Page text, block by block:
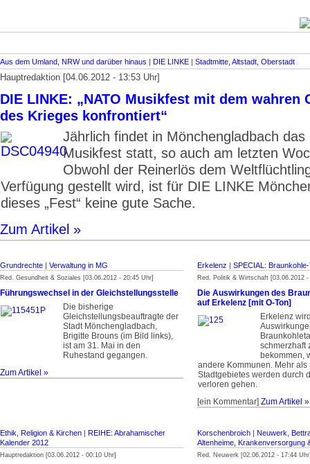
Aus dem Umland, NRW und darüber hinaus | DIE LINKE | Stadtmitte, Altstadt, Oberstadt
Hauptredaktion [04.06.2012 - 13:53 Uhr]
DIE LINKE: „NATO Musikfest mit dem wahren
des Krieges konfrontiert“
Jährlich findet in Mönchengladbach das
Musikfest statt, so auch am letzten
Obwohl der Reinerlös dem
Verfügung gestellt wird, ist für DIE LINKE
dieses „Fest“ keine gute Sache.
Zum Artikel »
Grundrechte | Verwaltung in MG
Red. Gesundheit & Soziales [03.06.2012 - 20:45 Uhr]
Führungswechsel in der Gleichstellungsstelle
Die bisherige
Gleichstellungsbeauftragte der
Stadt Mönchengladbach,
Brigitte Brouns (im Bild links),
ist am 31. Mai in den
Ruhestand gegangen.
Zum Artikel »
Erkelenz | SPECIAL:
Red. Politik & Wirtschaft [03.06.2012
Die Auswirkungen des
auf Erkelenz [mit O-Ton]
Erkelenz
schmerzhaft
bekommen,
andere Kommunen. Mehr als
Stadtgebietes werden durch
verloren gehen.
[ein Kommentar] Zum Artikel »
Ethik, Religion & Kirchen | REIHE: Abrahamischer
Kalender 2012
Hauptredaktion [03.06.2012 - 00:10 Uhr]
Korschenbroich | Neuwerk,
Altenheime, Krankenversorgung
Red. Neuwerk [02.06.2012 - 17:44